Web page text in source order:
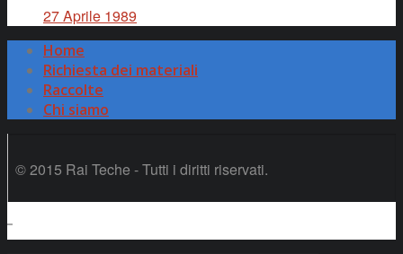
27 Aprile 1989
Home
Richiesta dei materiali
Raccolte
Chi siamo
© 2015 Rai Teche - Tutti i diritti riservati.